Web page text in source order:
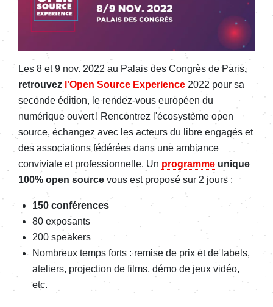
Les 8 et 9 nov. 2022 au Palais des Congrès de Paris,
retrouvez l'Open Source Experience 2022 pour sa
seconde édition, le rendez-vous européen du
numérique ouvert ! Rencontrez l'écosystème open
source, échangez avec les acteurs du libre engagés et
des associations fédérées dans une ambiance
conviviale et professionnelle. Un programme unique
100% open source vous est proposé sur 2 jours :
150 conférences
80 exposants
200 speakers
Nombreux temps forts : remise de prix et de labels,
ateliers, projection de films, démo de jeux vidéo,
etc.